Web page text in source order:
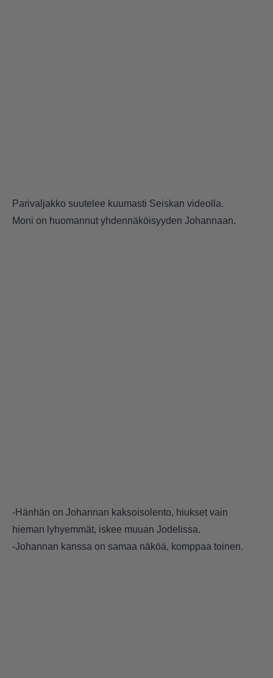
Parivaljakko suutelee kuumasti Seiskan videolla.
Moni on huomannut yhdennäköisyyden Johannaan.
-Hänhän on Johannan kaksoisolento, hiukset vain
hieman lyhyemmät, iskee muuan Jodelissa.
-Johannan kanssa on samaa näköä, komppaa toinen.